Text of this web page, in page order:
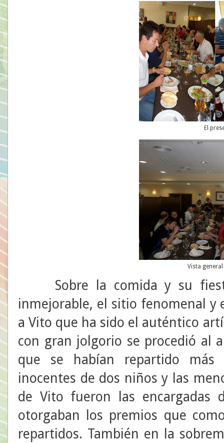
El
Vista
Sobre la comida y su
inmejorable, el sitio fenomenal
a Vito que ha sido el auténtico
con gran jolgorio se procedió al
que se habían repartido
inocentes de dos niños y las
de Vito fueron las encargadas
otorgaban los premios que
repartidos. También en la